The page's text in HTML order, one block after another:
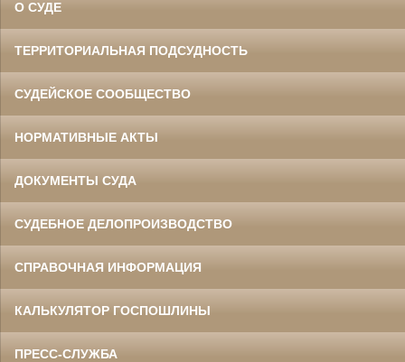
О СУДЕ
ТЕРРИТОРИАЛЬНАЯ ПОДСУДНОСТЬ
СУДЕЙСКОЕ СООБЩЕСТВО
НОРМАТИВНЫЕ АКТЫ
ДОКУМЕНТЫ СУДА
СУДЕБНОЕ ДЕЛОПРОИЗВОДСТВО
СПРАВОЧНАЯ ИНФОРМАЦИЯ
КАЛЬКУЛЯТОР ГОСПОШЛИНЫ
ПРЕСС-СЛУЖБА